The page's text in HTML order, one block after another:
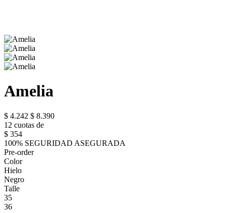
Amelia
$ 4.242 $ 8.390
12 cuotas de
$ 354
100% SEGURIDAD ASEGURADA
Pre-order
Color
Hielo
Negro
Talle
35
36